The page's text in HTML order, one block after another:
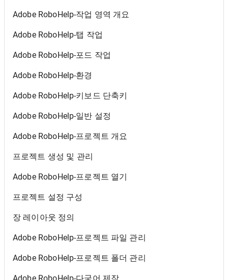
Adobe RoboHelp-작업 영역 개요
Adobe RoboHelp-탭 작업
Adobe RoboHelp-포드 작업
Adobe RoboHelp-환경
Adobe RoboHelp-키보드 단축키
Adobe RoboHelp-일반 설정
Adobe RoboHelp-프로젝트 개요
프로젝트 생성 및 관리
Adobe RoboHelp-프로젝트 열기
프로젝트 설정 구성
장 레이아웃 정의
Adobe RoboHelp-프로젝트 파일 관리
Adobe RoboHelp-프로젝트 폴더 관리